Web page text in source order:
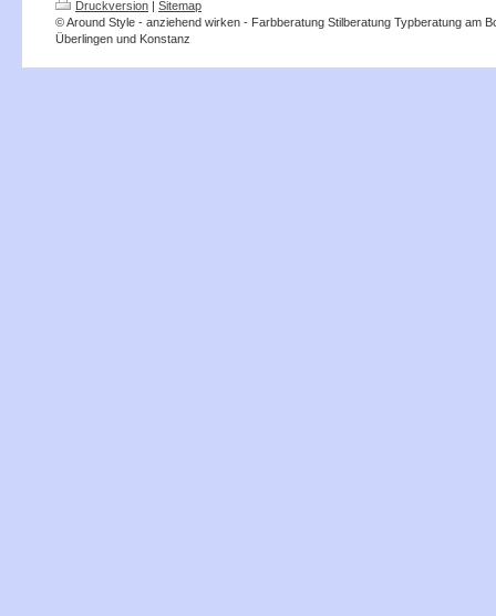
Druckversion | Sitemap
© Around Style - anziehend wirken - Farbberatung Stilberatung Typberatung am
Überlingen und Konstanz